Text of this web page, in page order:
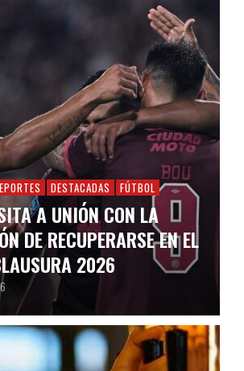
DESTACADAS FÚTBOL
A UNIÓN CON LA
DE RECUPERARSE EN EL
2026